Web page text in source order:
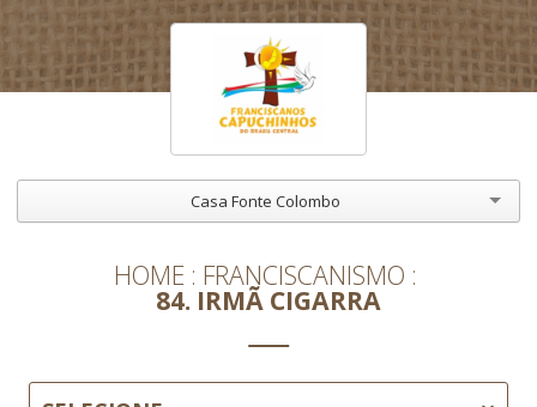
Casa Fonte Colombo
HOME FRANCISCANISMO
84. IRMÃ CIGARRA